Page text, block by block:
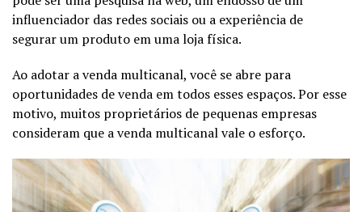
influenciador das redes sociais ou a experiência de
segurar um produto em uma loja física.
Ao adotar a venda multicanal, você se abre para
oportunidades de venda em todos esses espaços. Por esse
motivo, muitos proprietários de pequenas empresas
consideram que a venda multicanal vale o esforço.